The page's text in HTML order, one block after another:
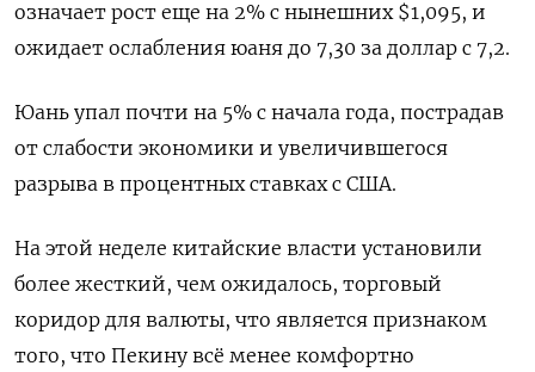
означает рост еще на 2% с нынешних $1,095, и
ожидает ослабления юаня до 7,30 за доллар с 7,2.
Юань упал почти на 5% с начала года, пострадав
от слабости экономики и увеличившегося
разрыва в процентных ставках с США.
На этой неделе китайские власти установили
более жесткий, чем ожидалось, торговый
коридор для валюты, что является признаком
того, что Пекину всё менее комфортно